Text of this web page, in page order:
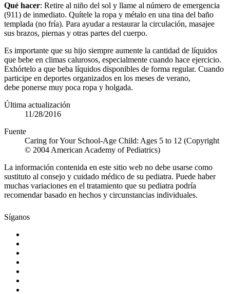
Qué hacer: Retire al niño del sol y llame al número de emergencia
(911) de inmediato. Quítele la ropa y métalo en una tina del baño
templada (no fría). Para ayudar a restaurar la circulación, masajee
sus brazos, piernas y otras partes del cuerpo.
Es importante que su hijo siempre aumente la cantidad de líquidos
que bebe en climas calurosos, especialmente cuando hace ejercicio.
Exhórtelo a que beba líquidos disponibles de forma regular. Cuando
participe en deportes organizados en los meses de verano,
debe ponerse muy poca ropa y holgada.
Última actualización
11/28/2016
Fuente
Caring for Your School-Age Child: Ages 5 to 12 (Copyright
© 2004 American Academy of Pediatrics)
La información contenida en este sitio web no debe usarse como
sustituto al consejo y cuidado médico de su pediatra. Puede haber
muchas variaciones en el tratamiento que su pediatra podría
recomendar basado en hechos y circunstancias individuales.
Síganos